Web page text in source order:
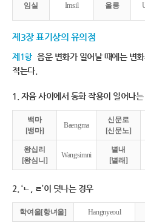
임실 Imsil 울릉
제3장 표기상의 유의점
제1항 음운 변화가 일어날 때에는 변
적는다.
1. 자음 사이에서 동화 작용이 일어나
백마
[뱅마]
Baengma
신문로
[신문노]
왕십리
[왕심니]
Wangsimni
별내
[별래]
2. ‘ㄴ, ㄹ’이 덧나는 경우
학여울[항녀울] Hangnyeoul